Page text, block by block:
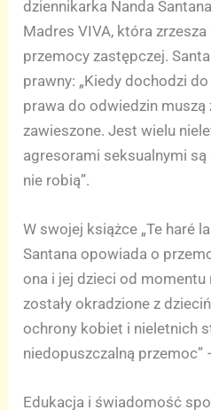
dziennikarka Nanda
Madres VIVA, która
przemocy zastępczej.
prawny: „Kiedy dochodzi
prawa do odwiedzin
zawieszone. Jest wielu
agresorami seksualnymi
nie robią”.
W swojej książce „Te haré
Santana opowiada o
ona i jej dzieci od momentu
zostały okradzione z
ochrony kobiet i nieletnich
niedopuszczalną przemoc”
Edukacja i świadomość